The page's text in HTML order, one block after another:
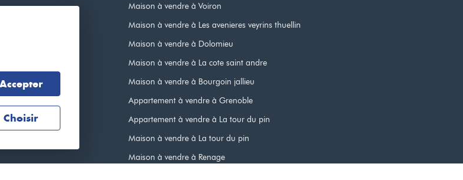
Accepter
Choisir
agent
Maison à vendre à Voiron
Maison à vendre à Les avenieres veyrins thuellin
Maison à vendre à Dolomieu
Maison à vendre à La cote saint andre
Maison à vendre à Bourgoin jallieu
Appartement à vendre à Grenoble
Appartement à vendre à La tour du pin
Maison à vendre à La tour du pin
Maison à vendre à Renage